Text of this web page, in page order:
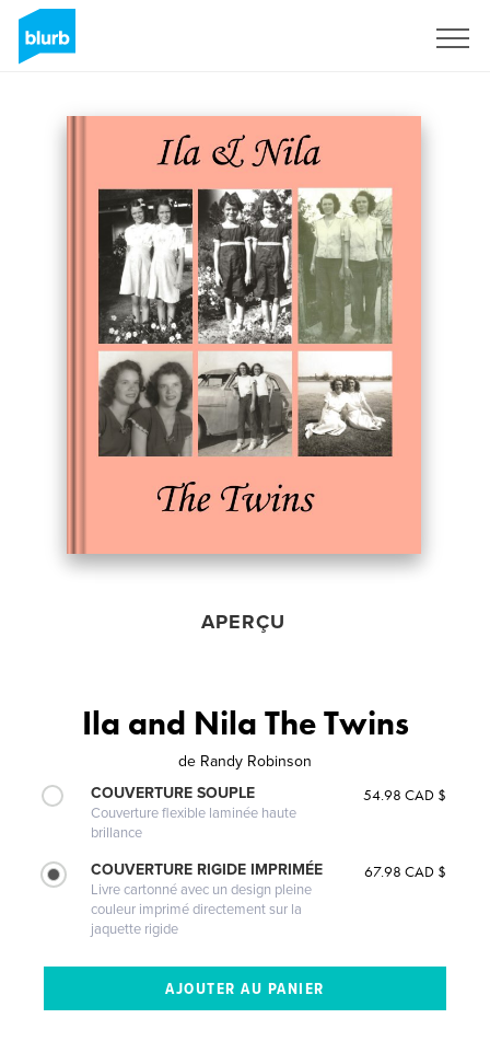
APERÇU
Ila and Nila The Twins
de Randy Robinson
COUVERTURE SOUPLE
Couverture flexible laminée haute
brillance
54.98 CAD $
COUVERTURE RIGIDE IMPRIMÉE
Livre cartonné avec un design pleine
couleur imprimé directement sur la
jaquette rigide
67.98 CAD $